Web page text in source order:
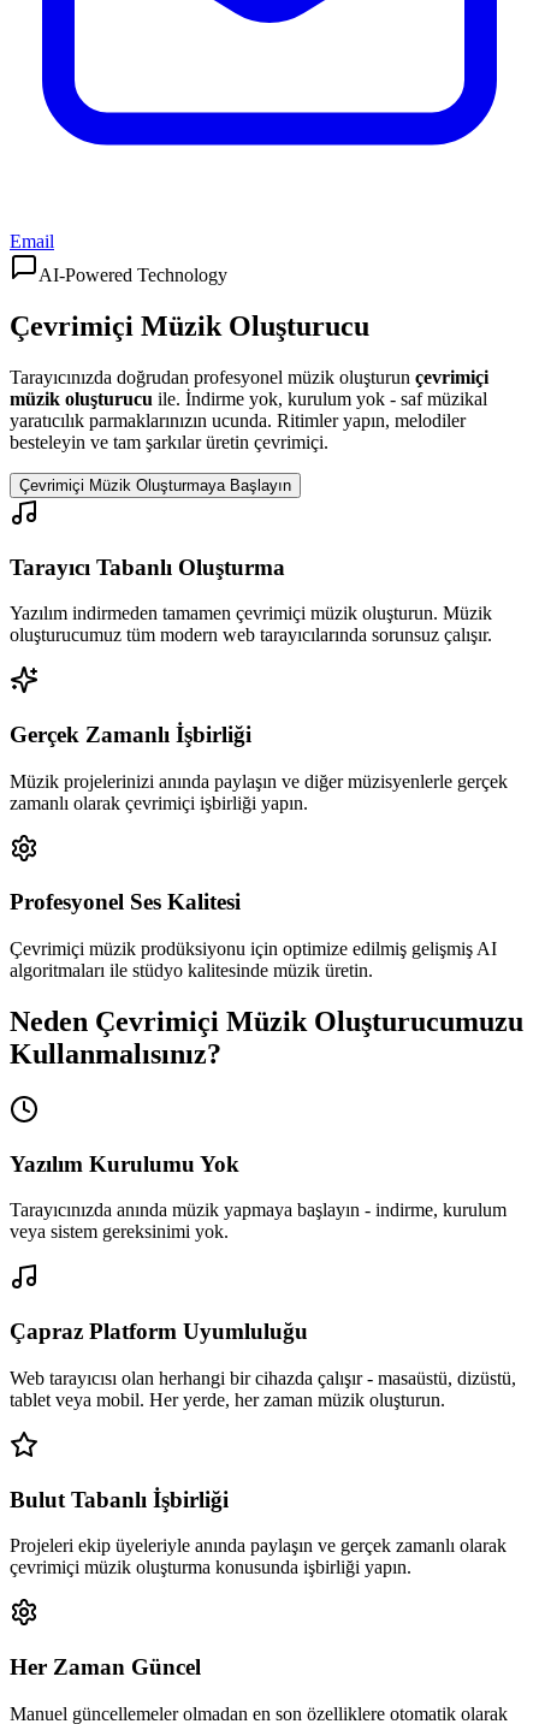
Email
AI-Powered Technology
Çevrimiçi Müzik Oluşturucu
Tarayıcınızda doğrudan profesyonel müzik oluşturun çevrimiçi
müzik oluşturucu ile. İndirme yok, kurulum yok - saf müzikal
yaratıcılık parmaklarınızın ucunda. Ritimler yapın, melodiler
besteleyin ve tam şarkılar üretin çevrimiçi.
Çevrimiçi Müzik Oluşturmaya Başlayın
Tarayıcı Tabanlı Oluşturma
Yazılım indirmeden tamamen çevrimiçi müzik oluşturun. Müzik
oluşturucumuz tüm modern web tarayıcılarında sorunsuz çalışır.
Gerçek Zamanlı İşbirliği
Müzik projelerinizi anında paylaşın ve diğer müzisyenlerle gerçek
zamanlı olarak çevrimiçi işbirliği yapın.
Profesyonel Ses Kalitesi
Çevrimiçi müzik prodüksiyonu için optimize edilmiş gelişmiş AI
algoritmaları ile stüdyo kalitesinde müzik üretin.
Neden Çevrimiçi Müzik Oluşturucumuzu
Kullanmalısınız?
Yazılım Kurulumu Yok
Tarayıcınızda anında müzik yapmaya başlayın - indirme, kurulum
veya sistem gereksinimi yok.
Çapraz Platform Uyumluluğu
Web tarayıcısı olan herhangi bir cihazda çalışır - masaüstü, dizüstü,
tablet veya mobil. Her yerde, her zaman müzik oluşturun.
Bulut Tabanlı İşbirliği
Projeleri ekip üyeleriyle anında paylaşın ve gerçek zamanlı olarak
çevrimiçi müzik oluşturma konusunda işbirliği yapın.
Her Zaman Güncel
Manuel güncellemeler olmadan en son özelliklere otomatik olarak